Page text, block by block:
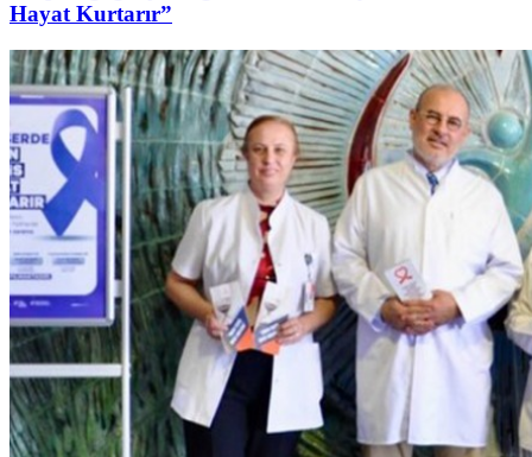
Hayat Kurtarır”